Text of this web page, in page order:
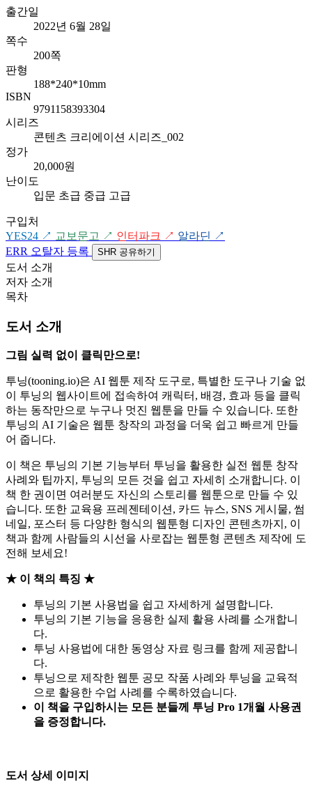
출간일
2022년 6월 28일
쪽수
200쪽
판형
188*240*10mm
ISBN
9791158393304
시리즈
콘텐츠 크리에이션 시리즈_002
정가
20,000원
난이도
입문 초급 중급 고급
구입처
YES24 ↗ 교보문고 ↗ 인터파크 ↗ 알라딘 ↗
ERR 오탈자 등록 SHR 공유하기
도서 소개
저자 소개
목차
도서 소개
그림 실력 없이 클릭만으로!
투닝(tooning.io)은 AI 웹툰 제작 도구로, 특별한 도구나 기술 없
이 투닝의 웹사이트에 접속하여 캐릭터, 배경, 효과 등을 클릭
하는 동작만으로 누구나 멋진 웹툰을 만들 수 있습니다. 또한
투닝의 AI 기술은 웹툰 창작의 과정을 더욱 쉽고 빠르게 만들
어 줍니다.
이 책은 투닝의 기본 기능부터 투닝을 활용한 실전 웹툰 창작
사례와 팁까지, 투닝의 모든 것을 쉽고 자세히 소개합니다. 이
책 한 권이면 여러분도 자신의 스토리를 웹툰으로 만들 수 있
습니다. 또한 교육용 프레젠테이션, 카드 뉴스, SNS 게시물, 썸
네일, 포스터 등 다양한 형식의 웹툰형 디자인 콘텐츠까지, 이
책과 함께 사람들의 시선을 사로잡는 웹툰형 콘텐츠 제작에 도
전해 보세요!
★ 이 책의 특징 ★
투닝의 기본 사용법을 쉽고 자세하게 설명합니다.
투닝의 기본 기능을 응용한 실제 활용 사례를 소개합니
다.
투닝 사용법에 대한 동영상 자료 링크를 함께 제공합니
다.
투닝으로 제작한 웹툰 공모 작품 사례와 투닝을 교육적
으로 활용한 수업 사례를 수록하였습니다.
이 책을 구입하시는 모든 분들께 투닝 Pro 1개월 사용권
을 증정합니다.
도서 상세 이미지